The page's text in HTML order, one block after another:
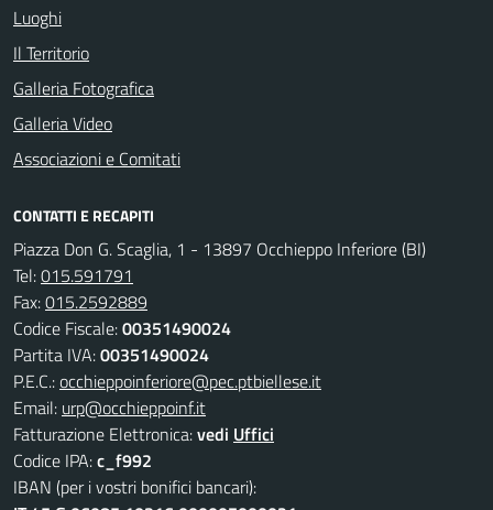
Luoghi
Il Territorio
Galleria Fotografica
Galleria Video
Associazioni e Comitati
CONTATTI E RECAPITI
Piazza Don G. Scaglia, 1 - 13897 Occhieppo Inferiore (BI)
Tel:015.591791
Fax:015.2592889
Codice Fiscale:00351490024
Partita IVA:00351490024
P.E.C.:occhieppoinferiore@pec.ptbiellese.it
Email: urp@occhieppoinf.it
Fatturazione Elettronica:vedi Uffici
Codice IPA:c_f992
IBAN (per i vostri bonifici bancari):